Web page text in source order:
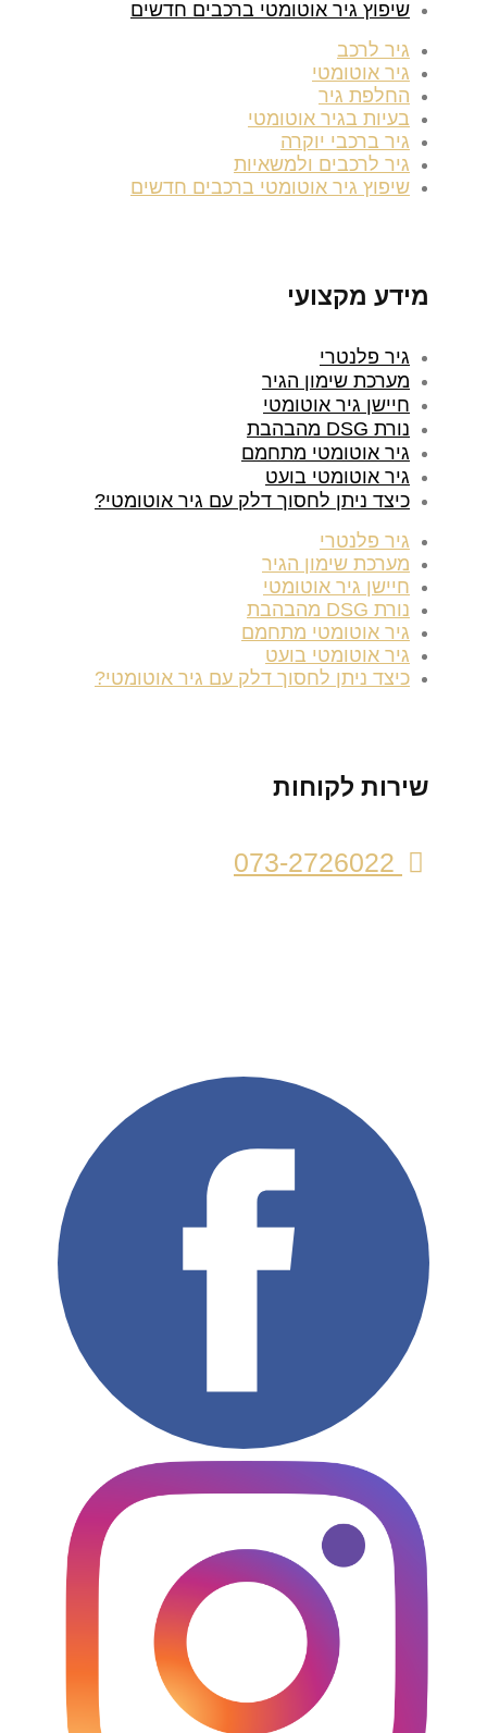
שיפוץ גיר אוטומטי ברכבים חדשים
גיר לרכב
גיר אוטומטי
החלפת גיר
בעיות בגיר אוטומטי
גיר ברכבי יוקרה
גיר לרכבים ולמשאיות
שיפוץ גיר אוטומטי ברכבים חדשים
מידע מקצועי
גיר פלנטרי
מערכת שימון הגיר
חיישן גיר אוטומטי
נורת DSG מהבהבת
גיר אוטומטי מתחמם
גיר אוטומטי בועט
כיצד ניתן לחסוך דלק עם גיר אוטומטי?
גיר פלנטרי
מערכת שימון הגיר
חיישן גיר אוטומטי
נורת DSG מהבהבת
גיר אוטומטי מתחמם
גיר אוטומטי בועט
כיצד ניתן לחסוך דלק עם גיר אוטומטי?
שירות לקוחות